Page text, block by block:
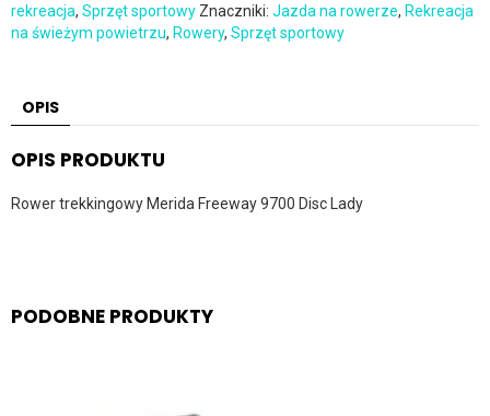
rekreacja, Sprzęt sportowy Znaczniki: Jazda na rowerze, Rekreacja
na świeżym powietrzu, Rowery, Sprzęt sportowy
OPIS
OPIS PRODUKTU
Rower trekkingowy Merida Freeway 9700 Disc Lady
PODOBNE PRODUKTY